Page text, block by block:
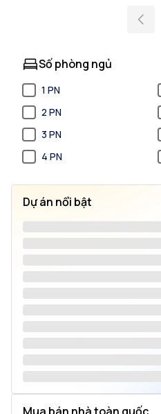
Số phòng ngủ
1 PN
2 PN
3 PN
4 PN
Dự án nổi bật